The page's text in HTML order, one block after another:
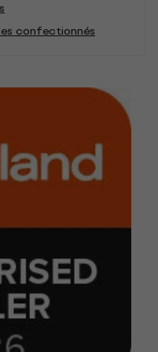
confectionnés